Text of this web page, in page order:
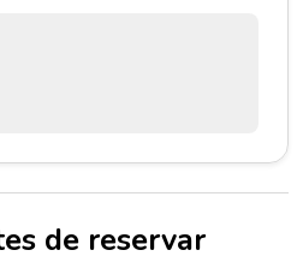
de reservar